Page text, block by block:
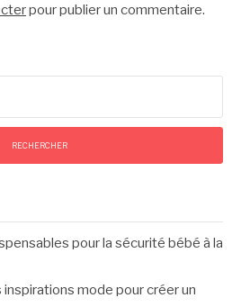
pour publier un commentaire.
pour la sécurité bébé à la
mode pour créer un